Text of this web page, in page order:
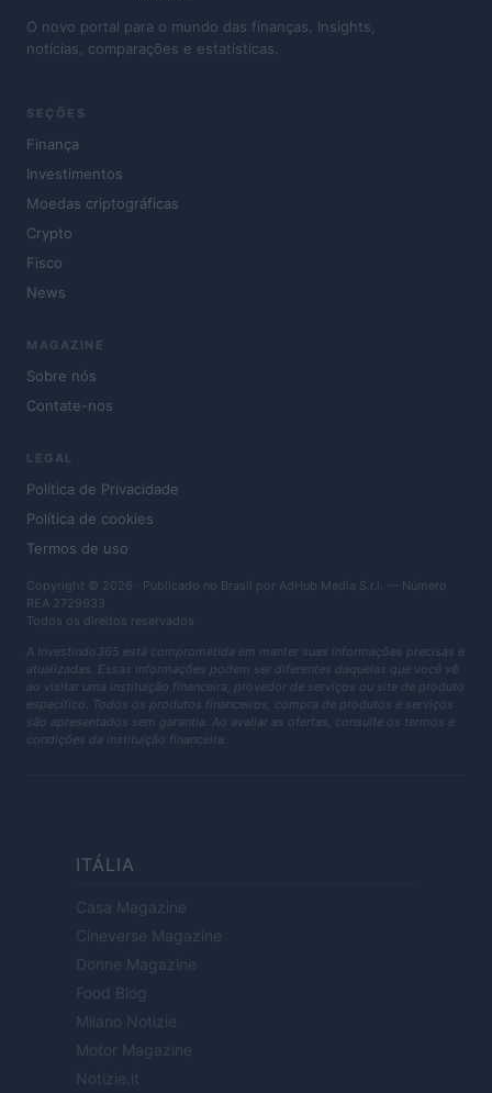
O novo portal para o mundo das finanças. Insights,
notícias, comparações e estatísticas.
SEÇÕES
Finança
Investimentos
Moedas criptográficas
Crypto
Fisco
News
MAGAZINE
Sobre nós
Contate-nos
LEGAL
Política de Privacidade
Política de cookies
Termos de uso
Copyright © 2026 · Publicado no Brasil por AdHub Media S.r.l. — Número
REA 2729933
Todos os direitos reservados
A Investindo365 está comprometida em manter suas informações precisas e
atualizadas. Essas informações podem ser diferentes daquelas que você vê
ao visitar uma instituição financeira, provedor de serviços ou site de produto
específico. Todos os produtos financeiros, compra de produtos e serviços
são apresentados sem garantia. Ao avaliar as ofertas, consulte os termos e
condições da instituição financeira.
ITÁLIA
Casa Magazine
Cineverse Magazine
Donne Magazine
Food Blog
Milano Notizie
Motor Magazine
Notizie.it